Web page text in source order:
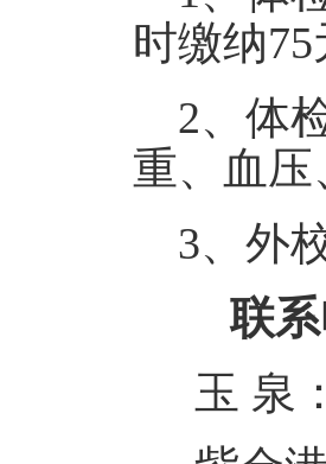
时缴纳
2、体
重、血
3、外
联
玉 泉